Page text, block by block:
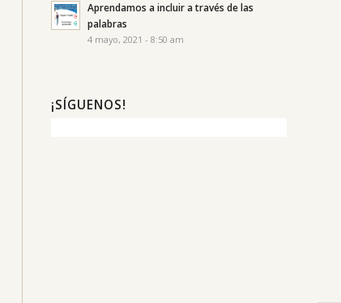
Aprendamos a incluir a través de las
palabras
4 mayo, 2021 - 8:50 am
¡SÍGUENOS!